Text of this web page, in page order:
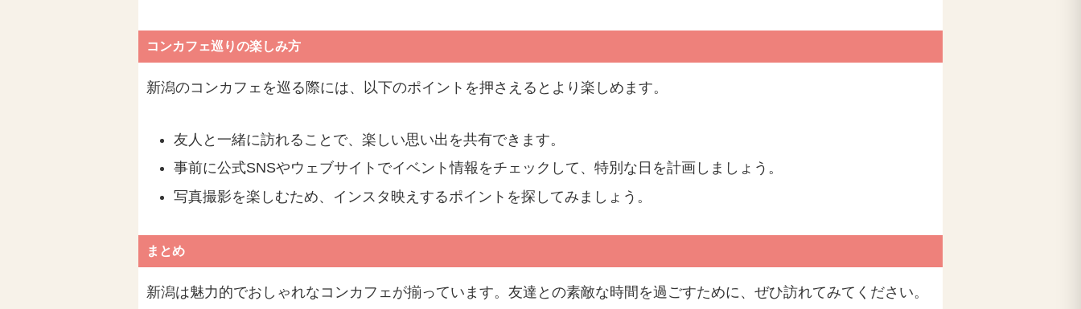
コンカフェ巡りの楽しみ方
新潟のコンカフェを巡る際には、以下のポイントを押さえるとより楽しめます。
友人と一緒に訪れることで、楽しい思い出を共有できます。
事前に公式SNSやウェブサイトでイベント情報をチェックして、特別な日を計画しましょう。
写真撮影を楽しむため、インスタ映えするポイントを探してみましょう。
まとめ
新潟は魅力的でおしゃれなコンカフェが揃っています。友達との素敵な時間を過ごすために、ぜひ訪れてみてください。